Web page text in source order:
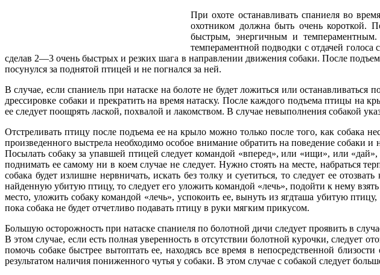
При охоте останавливать спаниеля во
охотником должна быть очень короткой.
быстрым, энергичным и темпераментным.
темпераментной подводки с отдачей голоса
сделав 2—3 очень быстрых и резких шага в направлении движения собаки. После
посунулся за поднятой птицей и не погнался за ней.
В случае, если спаниель при натаске на болоте не будет ложиться или
дрессировке собаки и прекратить на время натаску. После каждого подъема птицы на
ее следует поощрять лаской, похвалой и лакомством. В случае невыполнения собакой
Отстреливать птицу после подъема ее на крыло можно только после того, как собака
произведенного выстрела необходимо особое внимание обратить на поведение собаки
Посылать собаку за упавшей птицей следует командой «вперед», или «ищи», или
поднимать ее самому ни в коем случае не следует. Нужно стоять на месте, набраться
собака будет излишне нервничать, искать без толку и суетиться, то следует ее
найденную убитую птицу, то следует его уложить командой «лечь», подойти к нему
место, уложить собаку командой «лечь», успокоить ее, вынуть из ягдташа убитую
пока собака не будет отчетливо подавать птицу в руки мягким прикусом.
Большую осторожность при натаске спаниеля по болотной дичи следует проявить в
В этом случае, если есть полная уверенность в отсутствии болотной курочки, следует
помочь собаке быстрее вытоптать ее, находясь все время в непосредственной
результатом наличия пониженного чутья у собаки. В этом случае с собакой следует